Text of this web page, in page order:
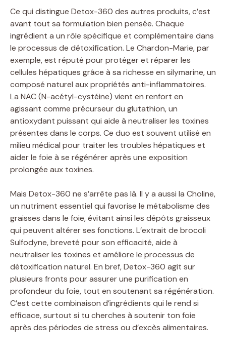
Ce qui distingue Detox-360 des autres produits, c’est
avant tout sa formulation bien pensée. Chaque
ingrédient a un rôle spécifique et complémentaire dans
le processus de détoxification. Le Chardon-Marie, par
exemple, est réputé pour protéger et réparer les
cellules hépatiques grâce à sa richesse en silymarine, un
composé naturel aux propriétés anti-inflammatoires.
La NAC (N-acétyl-cystéine) vient en renfort en
agissant comme précurseur du glutathion, un
antioxydant puissant qui aide à neutraliser les toxines
présentes dans le corps. Ce duo est souvent utilisé en
milieu médical pour traiter les troubles hépatiques et
aider le foie à se régénérer après une exposition
prolongée aux toxines.
Mais Detox-360 ne s’arrête pas là. Il y a aussi la Choline,
un nutriment essentiel qui favorise le métabolisme des
graisses dans le foie, évitant ainsi les dépôts graisseux
qui peuvent altérer ses fonctions. L’extrait de brocoli
Sulfodyne, breveté pour son efficacité, aide à
neutraliser les toxines et améliore le processus de
détoxification naturel. En bref, Detox-360 agit sur
plusieurs fronts pour assurer une purification en
profondeur du foie, tout en soutenant sa régénération.
C’est cette combinaison d’ingrédients qui le rend si
efficace, surtout si tu cherches à soutenir ton foie
après des périodes de stress ou d’excès alimentaires.